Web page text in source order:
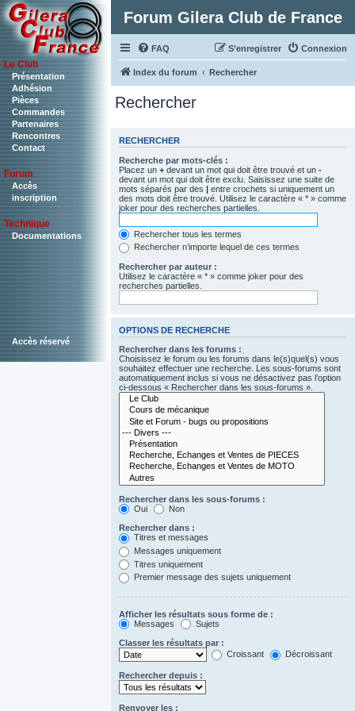
Le Club
Présentation
Adhésion
Pièces
Commandes
Partenaires
Rencontres
Contact
Forum
Accès
inscription
Technique
Documentations
Accès réservé
Forum Gilera Club de France
FAQ Connexion
S’enregistrer
Index du forum Rechercher
Rechercher
RECHERCHER
Recherche par mots-clés :
Placez un + devant un mot qui doit être trouvé et un -
devant un mot qui doit être exclu. Saisissez une suite de
mots séparés par des | entre crochets si uniquement un
des mots doit être trouvé. Utilisez le caractère « * » comme
joker pour des recherches partielles.
Rechercher tous les termes
Rechercher n’importe lequel de ces termes
Rechercher par auteur :
Utilisez le caractère « * » comme joker pour des
recherches partielles.
OPTIONS DE RECHERCHE
Rechercher dans les forums :
Choisissez le forum ou les forums dans le(s)quel(s) vous
souhaitez effectuer une recherche. Les sous-forums sont
automatiquement inclus si vous ne désactivez pas l’option
ci-dessous « Rechercher dans les sous-forums ».
Rechercher dans les sous-forums :
Oui
Non
Rechercher dans :
Titres et messages
Messages uniquement
Titres uniquement
Premier message des sujets uniquement
Afficher les résultats sous forme de :
Messages
Sujets
Classer les résultats par :
Croissant
Décroissant
Rechercher depuis :
Renvoyer les :